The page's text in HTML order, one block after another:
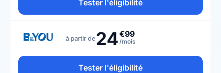
Tester l'éligibilité
à partir de 24€99
/mois
Tester l'éligibilité